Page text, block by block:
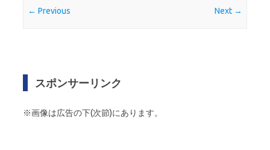
← Previous Next →
スポンサーリンク
※画像は広告の下(次節)にあります。